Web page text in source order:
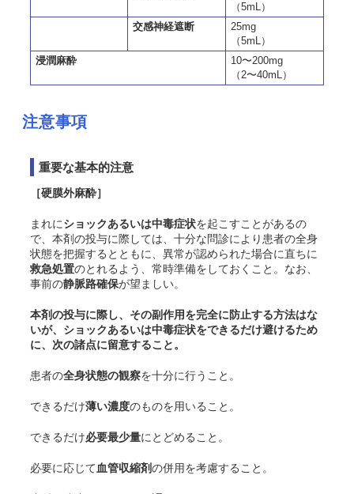
（5mL）
交感神経遮断
25mg
（5mL）
浸潤麻酔
10〜200mg
（2〜40mL）
注意事項
重要な基本的注意
［硬膜外麻酔］
まれにショックあるいは中毒症状を起こすことがあるの
で、本剤の投与に際しては、十分な問診により患者の全身
状態を把握するとともに、異常が認められた場合に直ちに
救急処置のとれるよう、常時準備をしておくこと。なお、
事前の静脈路確保が望ましい。
本剤の投与に際し、その副作用を完全に防止する方法はな
いが、ショックあるいは中毒症状をできるだけ避けるため
に、次の諸点に留意すること。
患者の全身状態の観察を十分に行うこと。
できるだけ薄い濃度のものを用いること。
できるだけ必要最少量にとどめること。
必要に応じて血管収縮剤の併用を考慮すること。